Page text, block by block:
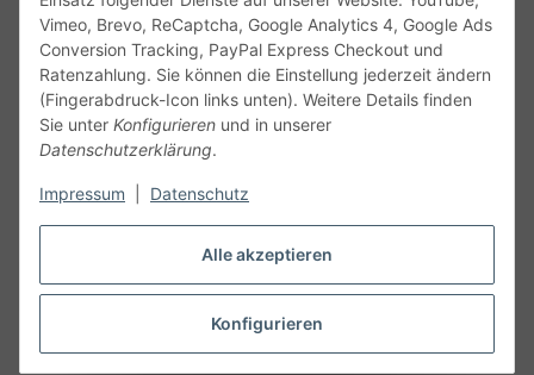
Alle akzeptieren
Konfigurieren
Vimeo, Brevo, ReCaptcha, Google Analytics 4, Google Ads
Conversion Tracking, PayPal Express Checkout und
Ratenzahlung. Sie können die Einstellung jederzeit ändern
(Fingerabdruck-Icon links unten). Weitere Details finden
Sie unter Konfigurieren und in unserer
Datenschutzerklärung.
Impressum Datenschutz
Gesetzliche Informationen
Alle technischen Angaben ohne Gewähr. Irrtümer und fehlerhafte
Angaben vorbehalten. Wenn Sie Datenblätter oder spezielle
unseren Kundenservice. Abbildungen der Artikel können
Vertrag widerrufen